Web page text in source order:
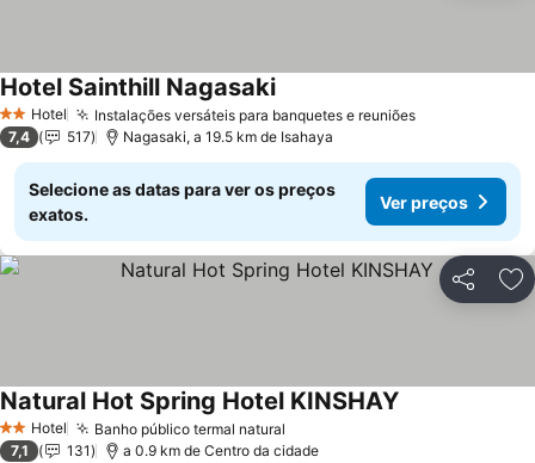
2 Estrelas
Hotel Instalações versáteis para banquetes e reuniõesVer preços
Hotel Sainthill NagasakiVer preços
7,4 517 Nagasaki, a 19.5 km de Isahaya
Selecione as datas para ver os preços
exatos.
Ver preços
Partilhar
2 Estrelas
Hotel Banho público termal natural
Natural Hot Spring Hotel KINSHAY
7,1 131 a 0.9 km de Centro da cidade